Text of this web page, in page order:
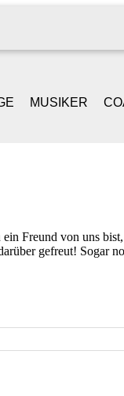
MUSIKER
Freund von uns
gefreut!